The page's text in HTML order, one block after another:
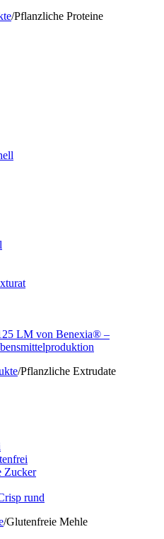
/Pflanzliche Proteine
LM von Benexia® –
/Pflanzliche Extrudate
Zucker
rund
/Glutenfreie Mehle